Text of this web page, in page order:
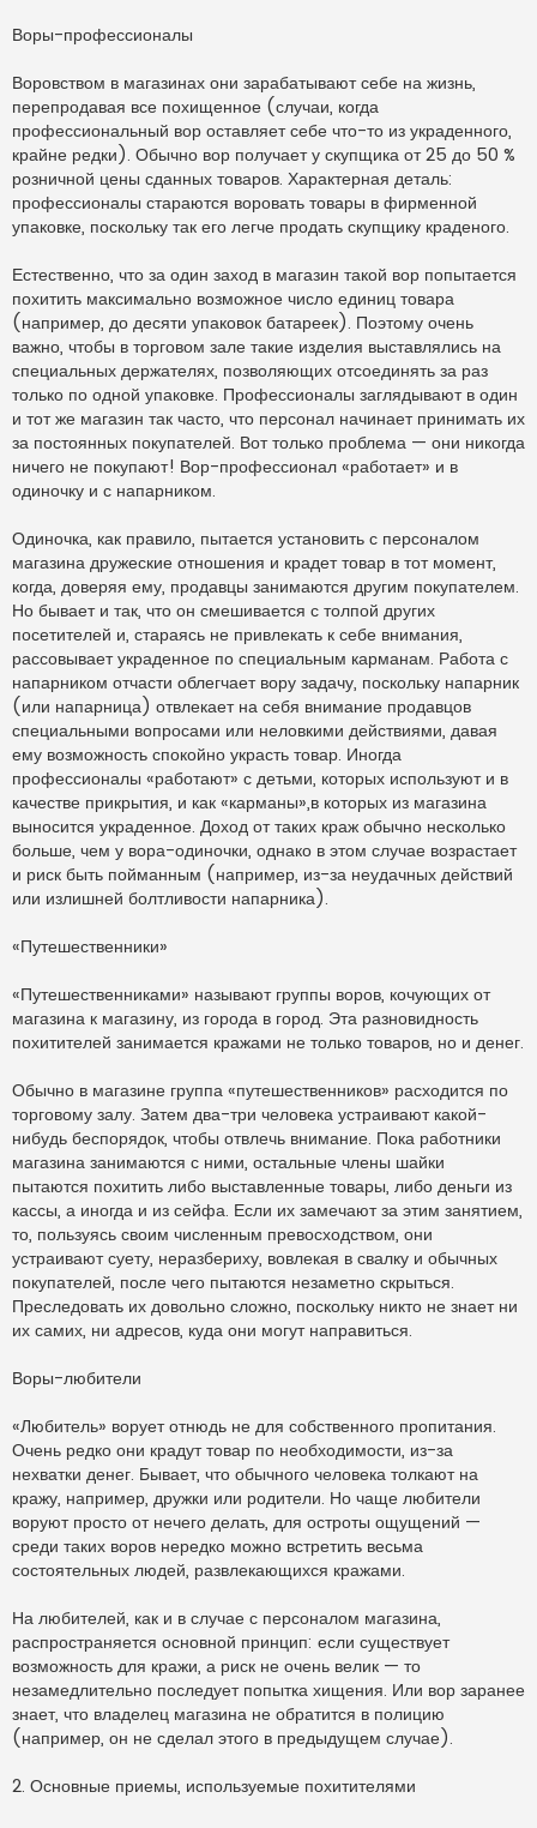
Воры-профессионалы
Воровством в магазинах они зарабатывают себе на жизнь,
перепродавая все похищенное (случаи, когда
профессиональный вор оставляет себе что-то из украденного,
крайне редки). Обычно вор получает у скупщика от 25 до 50 %
розничной цены сданных товаров. Характерная деталь:
профессионалы стараются воровать товары в фирменной
упаковке, поскольку так его легче продать скупщику краденого.
Естественно, что за один заход в магазин такой вор попытается
похитить максимально возможное число единиц товара
(например, до десяти упаковок батареек). Поэтому очень
важно, чтобы в торговом зале такие изделия выставлялись на
специальных держателях, позволяющих отсоединять за раз
только по одной упаковке. Профессионалы заглядывают в один
и тот же магазин так часто, что персонал начинает принимать их
за постоянных покупателей. Вот только проблема — они никогда
ничего не покупают! Вор-профессионал «работает» и в
одиночку и с напарником.
Одиночка, как правило, пытается установить с персоналом
магазина дружеские отношения и крадет товар в тот момент,
когда, доверяя ему, продавцы занимаются другим покупателем.
Но бывает и так, что он смешивается с толпой других
посетителей и, стараясь не привлекать к себе внимания,
рассовывает украденное по специальным карманам. Работа с
напарником отчасти облегчает вору задачу, поскольку напарник
(или напарница) отвлекает на себя внимание продавцов
специальными вопросами или неловкими действиями, давая
ему возможность спокойно украсть товар. Иногда
профессионалы «работают» с детьми, которых используют и в
качестве прикрытия, и как «карманы»,в которых из магазина
выносится украденное. Доход от таких краж обычно несколько
больше, чем у вора-одиночки, однако в этом случае возрастает
и риск быть пойманным (например, из-за неудачных действий
или излишней болтливости напарника).
«Путешественники»
«Путешественниками» называют группы воров, кочующих от
магазина к магазину, из города в город. Эта разновидность
похитителей занимается кражами не только товаров, но и денег.
Обычно в магазине группа «путешественников» расходится по
торговому залу. Затем два-три человека устраивают какой-
нибудь беспорядок, чтобы отвлечь внимание. Пока работники
магазина занимаются с ними, остальные члены шайки
пытаются похитить либо выставленные товары, либо деньги из
кассы, а иногда и из сейфа. Если их замечают за этим занятием,
то, пользуясь своим численным превосходством, они
устраивают суету, неразбериху, вовлекая в свалку и обычных
покупателей, после чего пытаются незаметно скрыться.
Преследовать их довольно сложно, поскольку никто не знает ни
их самих, ни адресов, куда они могут направиться.
Воры-любители
«Любитель» ворует отнюдь не для собственного пропитания.
Очень редко они крадут товар по необходимости, из-за
нехватки денег. Бывает, что обычного человека толкают на
кражу, например, дружки или родители. Но чаще любители
воруют просто от нечего делать, для остроты ощущений —
среди таких воров нередко можно встретить весьма
состоятельных людей, развлекающихся кражами.
На любителей, как и в случае с персоналом магазина,
распространяется основной принцип: если существует
возможность для кражи, а риск не очень велик — то
незамедлительно последует попытка хищения. Или вор заранее
знает, что владелец магазина не обратится в полицию
(например, он не сделал этого в предыдущем случае).
2. Основные приемы, используемые похитителями